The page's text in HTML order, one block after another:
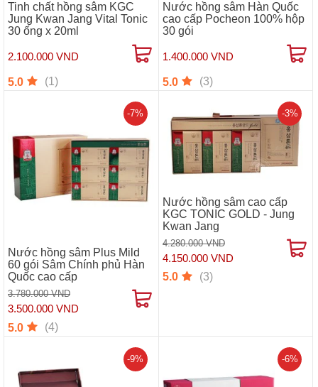
Tinh chất hồng sâm KGC
Jung Kwan Jang Vital Tonic
30 ống x 20ml
2.100.000 VND
5.0 (1)
Nước hồng sâm Hàn Quốc
cao cấp Pocheon 100% hộp
30 gói
1.400.000 VND
5.0 (3)
Nước hồng sâm Plus Mild
60 gói Sâm Chính phủ Hàn
Quốc cao cấp
3.780.000 VND
3.500.000 VND
-7%
5.0 (4)
Nước hồng sâm cao cấp
KGC TONIC GOLD - Jung
Kwan Jang
4.280.000 VND
4.150.000 VND
-3%
5.0 (3)
-9% -6%